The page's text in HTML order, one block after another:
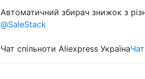
Автоматичний збирач знижок з
@SaleStack
Чат спільноти Aliexpress Україна